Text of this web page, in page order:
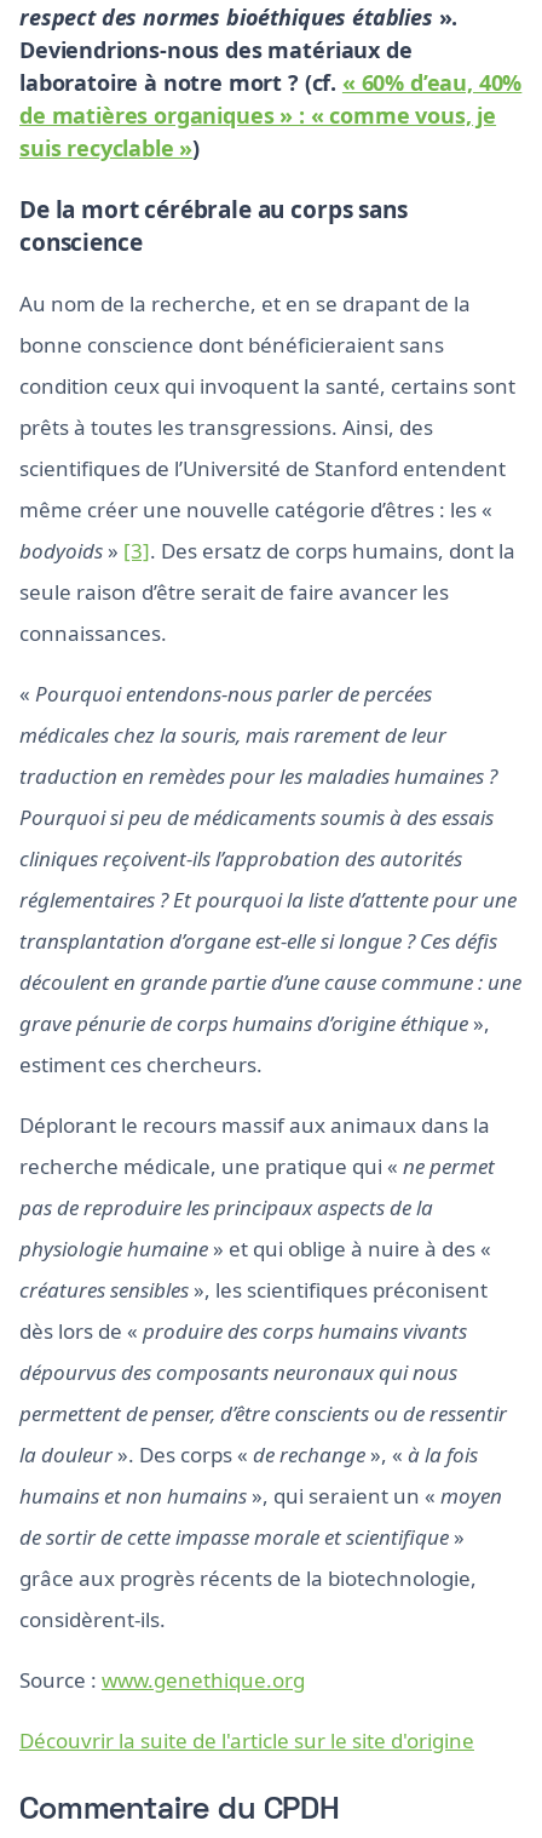
respect des normes bioéthiques établies ».
Deviendrions-nous des matériaux de
laboratoire à notre mort ? (cf. « 60% d’eau, 40%
de matières organiques » : « comme vous, je
suis recyclable »)
De la mort cérébrale au corps sans
conscience
Au nom de la recherche, et en se drapant de la
bonne conscience dont bénéficieraient sans
condition ceux qui invoquent la santé, certains sont
prêts à toutes les transgressions. Ainsi, des
scientifiques de l’Université de Stanford entendent
même créer une nouvelle catégorie d’êtres : les «
bodyoids » [3]. Des ersatz de corps humains, dont la
seule raison d’être serait de faire avancer les
connaissances.
« Pourquoi entendons-nous parler de percées
médicales chez la souris, mais rarement de leur
traduction en remèdes pour les maladies humaines ?
Pourquoi si peu de médicaments soumis à des essais
cliniques reçoivent-ils l’approbation des autorités
réglementaires ? Et pourquoi la liste d’attente pour une
transplantation d’organe est-elle si longue ? Ces défis
découlent en grande partie d’une cause commune : une
grave pénurie de corps humains d’origine éthique »,
estiment ces chercheurs.
Déplorant le recours massif aux animaux dans la
recherche médicale, une pratique qui « ne permet
pas de reproduire les principaux aspects de la
physiologie humaine » et qui oblige à nuire à des «
créatures sensibles », les scientifiques préconisent
dès lors de « produire des corps humains vivants
dépourvus des composants neuronaux qui nous
permettent de penser, d’être conscients ou de ressentir
la douleur». Des corps « de rechange », « à la fois
humains et non humains », qui seraient un « moyen
de sortir de cette impasse morale et scientifique »
grâce aux progrès récents de la biotechnologie,
considèrent-ils.
Source : www.genethique.org
Découvrir la suite de l'article sur le site d'origine
Commentaire du CPDH